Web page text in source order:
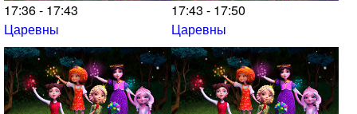
17:36 - 17:43
Царевны
17:43 - 17:50
Царевны